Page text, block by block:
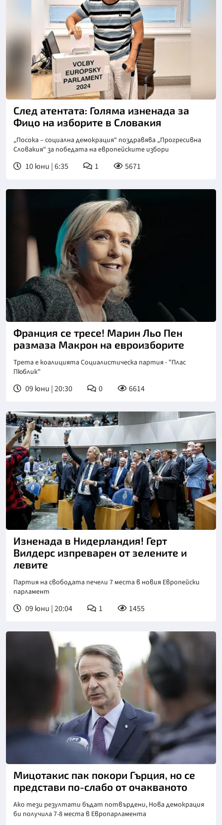
Снимка: ФБ
След атентата: Голяма изненада за
Фицо на изборите в Словакия
„Посока – социална демокрация“ поздравява „Прогресивна
Словакия“ за победата на европейските избори
10 юни | 6:35 1 5671
Снимка: Инстаграм
Франция се тресе! Марин Льо Пен
размаза Макрон на евроизборите
Трета е коалицията Социалистическа партия - "Плас
Пюблик"
09 юни | 20:30 0 6614
Изненада в Нидерландия! Герт
Вилдерс изпреварен от зелените и
левите
Партия на свободата печели 7 места в новия Европейски
парламент
09 юни | 20:04 1 1455
Мицотакис пак покори Гърция, но се
представи по-слабо от очакваното
Ако тези резултати бъдат потвърдени, Нова демокрация
би получила 7-8 места в Европарламента